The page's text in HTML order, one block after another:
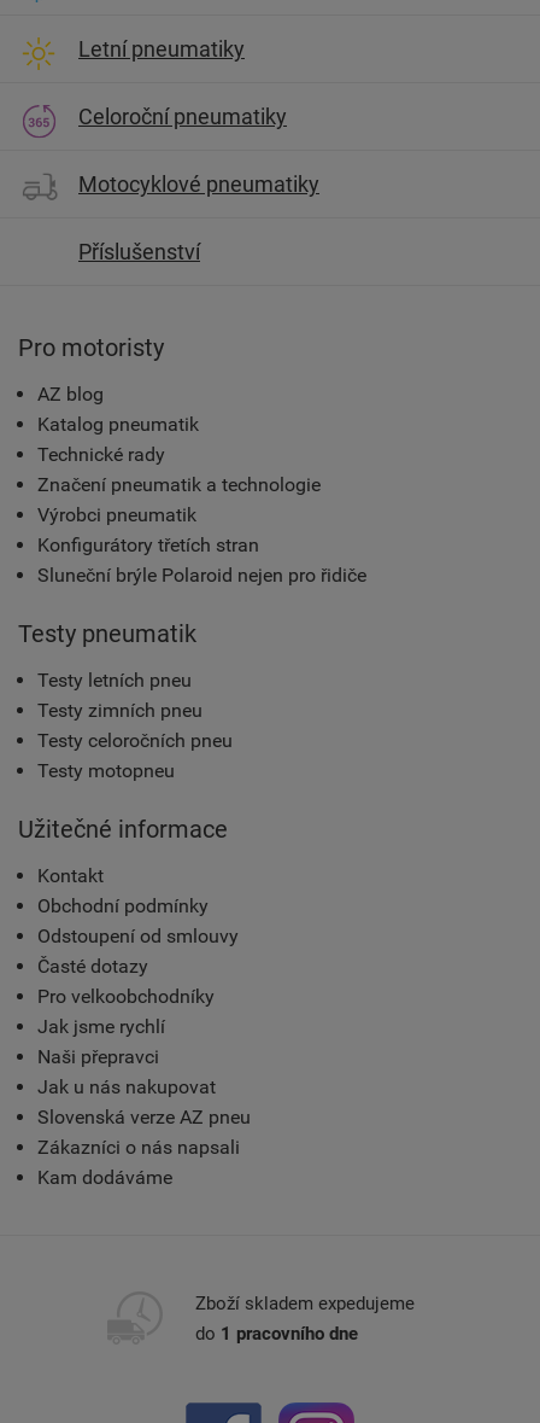
Letní pneumatiky
Celoroční pneumatiky
Motocyklové pneumatiky
Příslušenství
Pro motoristy
AZ blog
Katalog pneumatik
Technické rady
Značení pneumatik a technologie
Výrobci pneumatik
Konfigurátory třetích stran
Sluneční brýle Polaroid nejen pro řidiče
Testy pneumatik
Testy letních pneu
Testy zimních pneu
Testy celoročních pneu
Testy motopneu
Užitečné informace
Kontakt
Obchodní podmínky
Odstoupení od smlouvy
Časté dotazy
Pro velkoobchodníky
Jak jsme rychlí
Naši přepravci
Jak u nás nakupovat
Slovenská verze AZ pneu
Zákazníci o nás napsali
Kam dodáváme
Zboží skladem expedujeme
do 1 pracovního dne